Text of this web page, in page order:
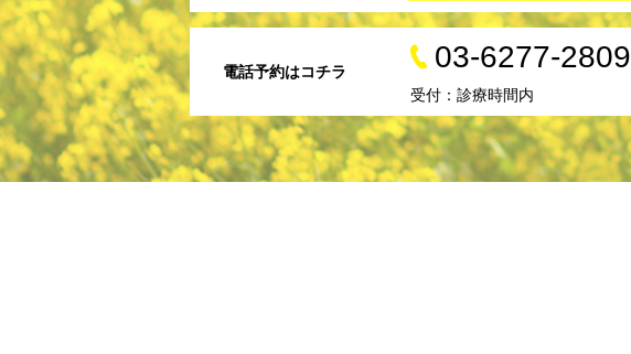
電話予約はコチラ 03-6277-2809
受付：診療時間内